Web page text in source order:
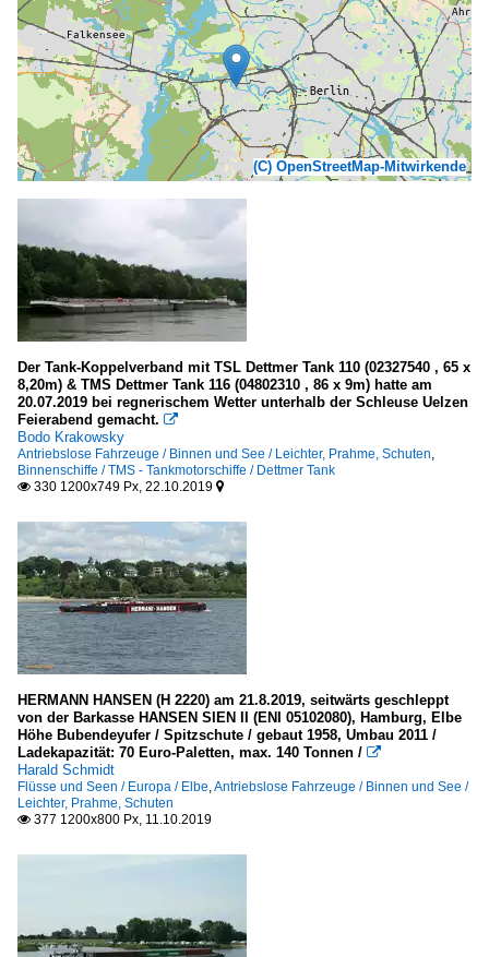
(C) OpenStreetMap-Mitwirkende
Der Tank-Koppelverband mit TSL Dettmer Tank 110 (02327540 , 65 x
8,20m) & TMS Dettmer Tank 116 (04802310 , 86 x 9m) hatte am
20.07.2019 bei regnerischem Wetter unterhalb der Schleuse Uelzen
Feierabend gemacht. 
Bodo Krakowsky
Antriebslose Fahrzeuge / Binnen und See / Leichter, Prahme, Schuten,
Binnenschiffe / TMS - Tankmotorschiffe / Dettmer Tank
 330 1200x749 Px, 22.10.2019 
HERMANN HANSEN (H 2220) am 21.8.2019, seitwärts geschleppt
von der Barkasse HANSEN SIEN II (ENI 05102080), Hamburg, Elbe
Höhe Bubendeyufer / Spitzschute / gebaut 1958, Umbau 2011 /
Ladekapazität: 70 Euro-Paletten, max. 140 Tonnen / 
Harald Schmidt
Flüsse und Seen / Europa / Elbe,Antriebslose Fahrzeuge / Binnen und See /
Leichter, Prahme, Schuten
 377 1200x800 Px, 11.10.2019